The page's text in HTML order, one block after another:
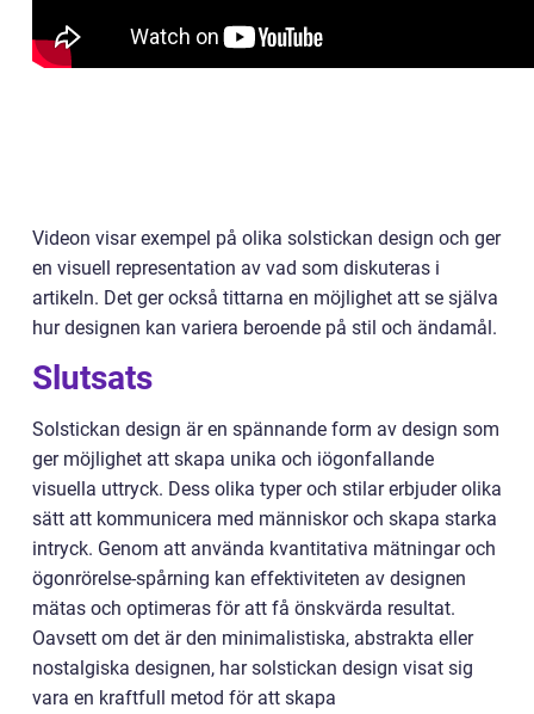
Videon visar exempel på olika solstickan design och ger
en visuell representation av vad som diskuteras i
artikeln. Det ger också tittarna en möjlighet att se själva
hur designen kan variera beroende på stil och ändamål.
Slutsats
Solstickan design är en spännande form av design som
ger möjlighet att skapa unika och iögonfallande
visuella uttryck. Dess olika typer och stilar erbjuder olika
sätt att kommunicera med människor och skapa starka
intryck. Genom att använda kvantitativa mätningar och
ögonrörelse-spårning kan effektiviteten av designen
mätas och optimeras för att få önskvärda resultat.
Oavsett om det är den minimalistiska, abstrakta eller
nostalgiska designen, har solstickan design visat sig
vara en kraftfull metod för att skapa